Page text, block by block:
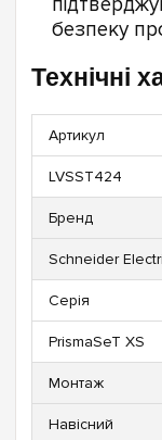
безпеку
Технічні
Артикул
LVSST424
Бренд
Schneider
Серія
PrismaSeT XS
Монтаж
Навісний